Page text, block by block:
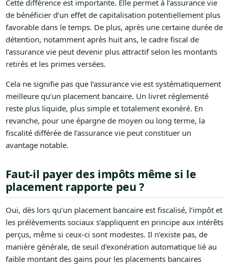
Cette différence est importante. Elle permet à l’assurance vie
de bénéficier d’un effet de capitalisation potentiellement plus
favorable dans le temps. De plus, après une certaine durée de
détention, notamment après huit ans, le cadre fiscal de
l’assurance vie peut devenir plus attractif selon les montants
retirés et les primes versées.
Cela ne signifie pas que l’assurance vie est systématiquement
meilleure qu’un placement bancaire. Un livret réglementé
reste plus liquide, plus simple et totalement exonéré. En
revanche, pour une épargne de moyen ou long terme, la
fiscalité différée de l’assurance vie peut constituer un
avantage notable.
Faut-il payer des impôts même si le
placement rapporte peu ?
Oui, dès lors qu’un placement bancaire est fiscalisé, l’impôt et
les prélèvements sociaux s’appliquent en principe aux intérêts
perçus, même si ceux-ci sont modestes. Il n’existe pas, de
manière générale, de seuil d’exonération automatique lié au
faible montant des gains pour les placements bancaires